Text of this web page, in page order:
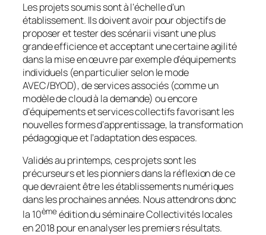
Les projets soumis sont à l’échelle d’un
établissement. Ils doivent avoir pour objectifs de
proposer et tester des scénarii visant une plus
grande efficience et acceptant une certaine agilité
dans la mise en œuvre par exemple d’équipements
individuels (en particulier selon le mode
AVEC/BYOD), de services associés (comme un
modèle de cloud à la demande) ou encore
d’équipements et services collectifs favorisant les
nouvelles formes d’apprentissage, la transformation
pédagogique et l’adaptation des espaces.
Validés au printemps, ces projets sont les
précurseurs et les pionniers dans la réflexion de ce
que devraient être les établissements numériques
dans les prochaines années. Nous attendrons donc
la 10èmeédition du séminaire Collectivités locales
en 2018 pour en analyser les premiers résultats.